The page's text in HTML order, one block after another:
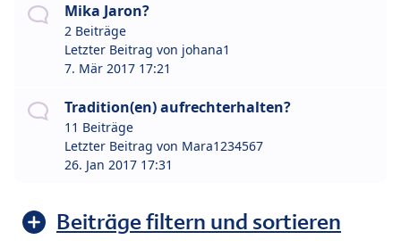
Mika Jaron?
2 Beiträge
Letzter Beitrag von johana1
7. Mär 2017 17:21
Tradition(en) aufrechterhalten?
11 Beiträge
Letzter Beitrag von Mara1234567
26. Jan 2017 17:31
Beiträge filtern und sortieren